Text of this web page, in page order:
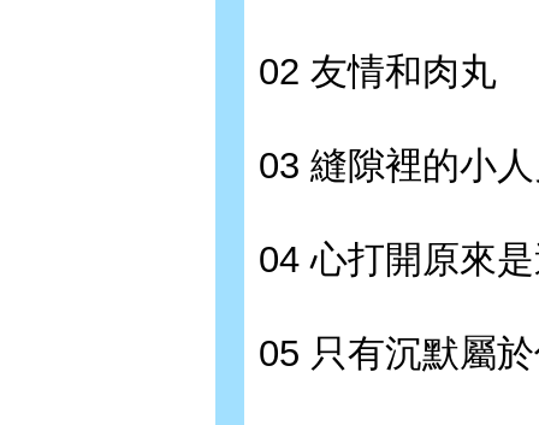
02 友情和肉丸
03 縫隙裡的小
04 心打開原來
05 只有沉默屬